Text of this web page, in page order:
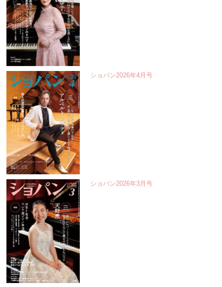
ショパン2026年4月号
ショパン2026年3月号